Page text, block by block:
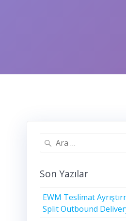
Arama:
Son Yazılar
EWM Teslimat
Split Outbound